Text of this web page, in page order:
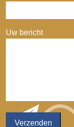
Uw bericht